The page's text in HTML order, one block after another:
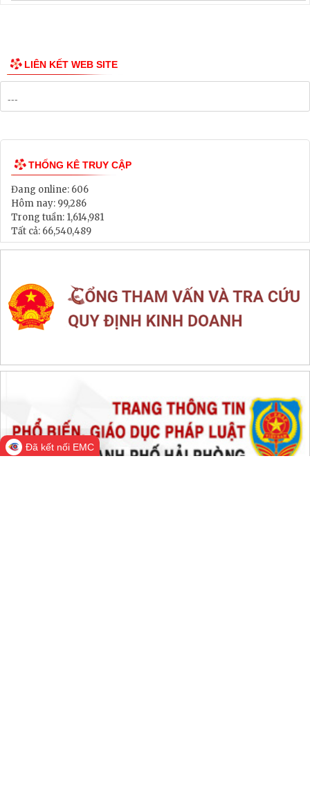
LIÊN KẾT WEB SITE
THỐNG KÊ TRUY CẬP
Đang online: 606
Hôm nay: 99,286
Trong tuần: 1,614,981
Tất cả: 66,540,489
Đã kết nối EMC